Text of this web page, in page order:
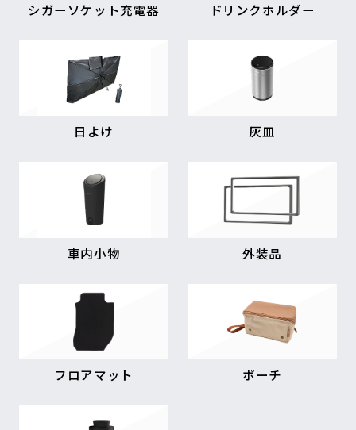
シガーソケット充電器 ドリンクホルダー
日よけ 灰皿
車内小物 外装品
フロアマット ポーチ